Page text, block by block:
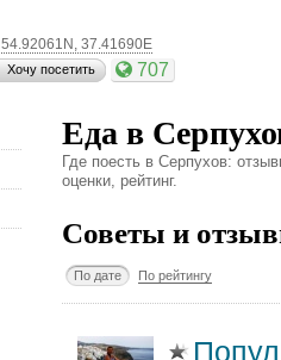
54.92061N, 37.41690E
Хочу посетить 707
Еда в
Где поесть в Серпухов:
оценки, рейтинг.
Советы и
По дате По рейтингу